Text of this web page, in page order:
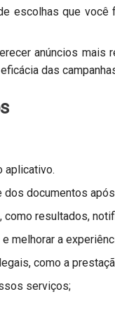
escolhas que
anúncios mais
das
aplicativo.
documentos
resultados,
melhorar a
como a
serviços;